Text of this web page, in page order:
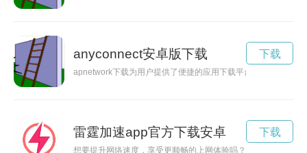
anyconnect安卓版下载
apnetwork下载为用户提供了便捷的应用下载平台，让您的设备
下载
雷霆加速app官方下载安卓
想要提升网络速度，享受更顺畅的上网体验吗？雷霆加速器是
下载